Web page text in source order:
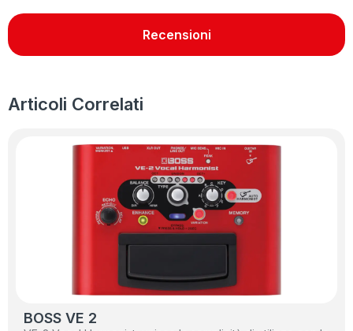
Recensioni
Articoli Correlati
BOSS VE 2